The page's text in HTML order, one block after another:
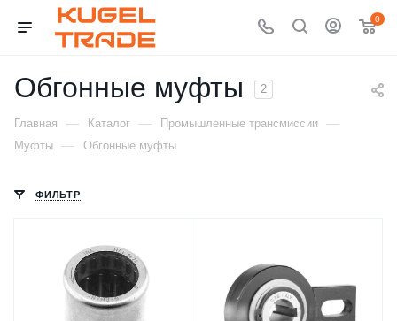
0
Обгонные муфты 2
Главная — Каталог — Промышленные трансмиссии —
Муфты — Обгонные муфты
ФИЛЬТР